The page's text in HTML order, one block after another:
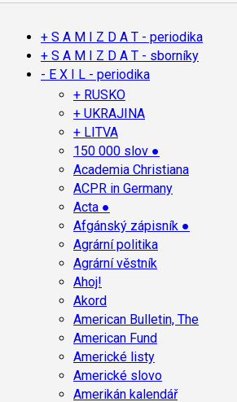
+ S A M I Z D A T - periodika
+ S A M I Z D A T - sborníky
- E X I L - periodika
+ RUSKO
+ UKRAJINA
+ LITVA
150 000 slov ●
Academia Christiana
ACPR in Germany
Acta ●
Afgánský zápisník ●
Agrární politika
Agrární věstník
Ahoj!
Akord
American Bulletin, The
American Fund
Americké listy
Americké slovo
Amerikán kalendář